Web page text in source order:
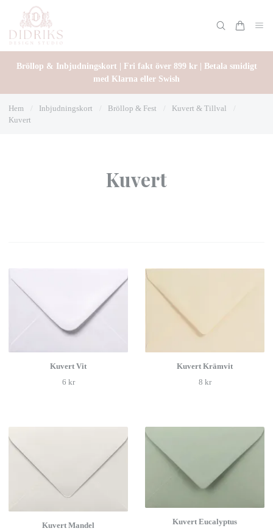
Bröllop & Inbjudningskort | Fri fakt över 899 kr | Betala smidigt
med Klarna eller Swish
Hem Inbjudningskort Bröllop & Fest Kuvert & Tillval
Kuvert
Kuvert
Kuvert Vit
6 kr
Kuvert Krämvit
8 kr
Kuvert Mandel
Kuvert Eucalyptus